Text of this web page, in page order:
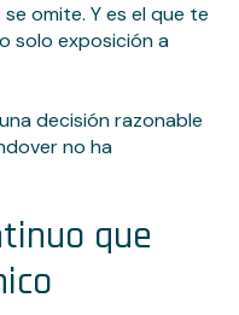
omite. Y es el que te
solo exposición a
decisión razonable
no ha
que